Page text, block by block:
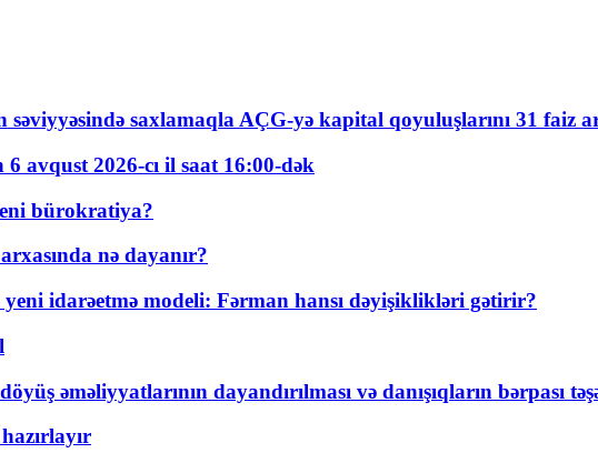
səviyyəsində saxlamaqla AÇG-yə kapital qoyuluşlarını 31 faiz
avqust 2026-cı il saat 16:00-dək
bürokratiya?
nə dayanır?
idarəetmə modeli: Fərman hansı dəyişiklikləri gətirir?
əməliyyatlarının dayandırılması və danışıqların bərpası